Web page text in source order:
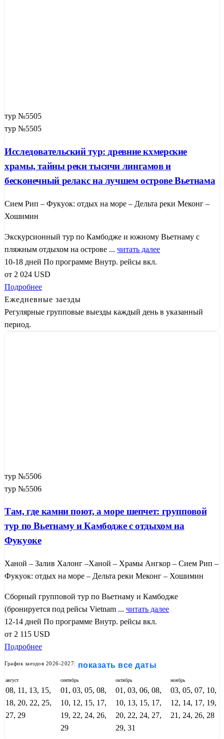
тур №5505
тур №5505
Исследовательский тур: древние кхмерские
храмы, тайны реки тысячи лингамов и
бесконечный релакс на лучшем острове Вьетнама
Сием Рип – Фукуок: отдых на море – Дельта реки Меконг –
Хошимин
Экскурсионный тур по Камбодже и южному Вьетнаму с
пляжным отдыхом на острове ... читать далее
10-18 дней По программе Внутр. рейсы вкл.
от 2 024 USD
Подробнее
Ежедневные заезды
Регулярные групповые выезды каждый день в указанный
период.
тур №5506
тур №5506
Там, где камни поют, а море шепчет: групповой
тур по Вьетнаму и Камбодже с отдыхом на
Фукуоке
Ханой – Залив Халонг –Ханой – Храмы Ангкор – Сием Рип –
Фукуок: отдых на море – Дельта реки Меконг – Хошимин
Сборный групповой тур по Вьетнаму и Камбодже
(бронируется под рейсы Vietnam ... читать далее
12-14 дней По программе Внутр. рейсы вкл.
от 2 115 USD
Подробнее
График заездов 2026-2027: показать все даты
август
08, 11, 13, 15,
18, 20, 22, 25,
27, 29
сентябрь
01, 03, 05, 08,
10, 12, 15, 17,
19, 22, 24, 26,
29
октябрь
01, 03, 06, 08,
10, 13, 15, 17,
20, 22, 24, 27,
29, 31
ноябрь
03, 05, 07, 10,
12, 14, 17, 19,
21, 24, 26, 28